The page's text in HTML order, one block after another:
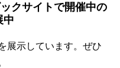
クサイトで開催中の
中
展示しています。ぜひ